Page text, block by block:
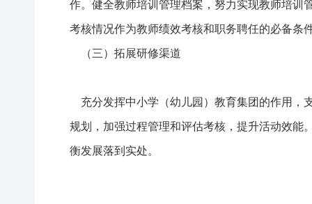
作。健全教师培训管理档案，努力实现教师培训
考核情况作为教师绩效考核和职务聘任的必备条
（三）拓展研修渠道
充分发挥中小学（幼儿园）教育集团的作用，
规划，加强过程管理和评估考核，提升活动效能
衡发展落到实处。